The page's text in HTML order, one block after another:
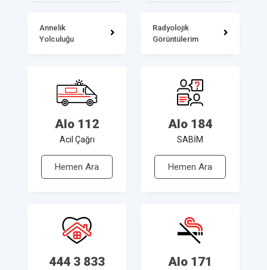
Annelik
Yolculuğu
Radyolojik
Görüntülerim
Alo 112
Acil Çağrı
Hemen Ara
Alo 184
SABİM
Hemen Ara
444 3 833 Alo 171